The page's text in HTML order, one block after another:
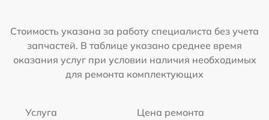
Стоимость указана за работу специалиста без учета
запчастей. В таблице указано среднее время
оказания услуг при условии наличия необходимых
для ремонта комплектующих
Услуга Цена ремонта